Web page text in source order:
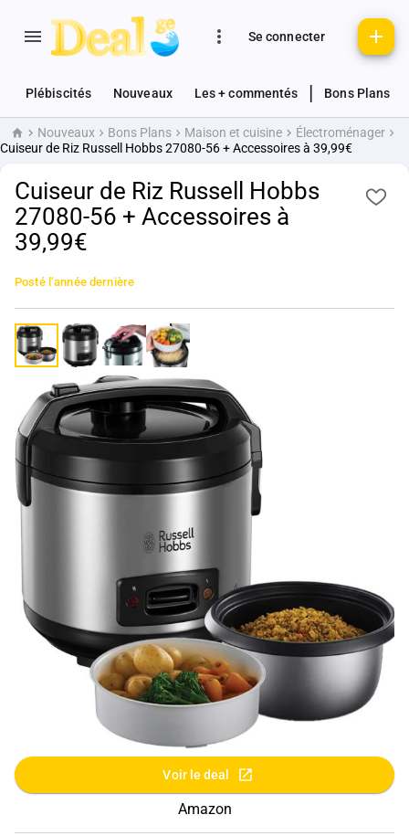
Se connecter
Plébiscités Nouveaux Les + commentés Bons Plans
AccueilNouveaux Bons Plans Maison et cuisine
Électroménager
Cuiseur de Riz Russell Hobbs 27080-56 + Accessoires à 39,99€
Cuiseur de Riz Russell Hobbs
27080-56 + Accessoires à
39,99€
Posté l’année dernière
Voir le deal
Amazon